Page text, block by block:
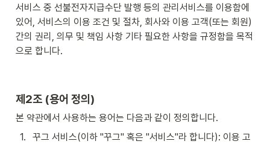
서비스 중 선불전자지급수단 발행 등의 관리서비스를 이용함에
있어, 서비스의 이용 조건 및 절차, 회사와 이용 고객(또는 회원)
간의 권리, 의무 및 책임 사항 기타 필요한 사항을 규정함을 목적
으로 합니다.
제2조 (용어 정의)
본 약관에서 사용하는 용어는 다음과 같이 정의합니다.
1.
꾸그 서비스(이하 "꾸그" 혹은 "서비스"라 합니다): 이용 고